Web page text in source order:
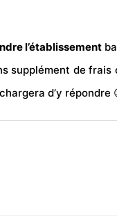
l’établissement
de frais
d’y répondre